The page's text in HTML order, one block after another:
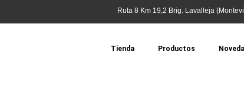
Ruta 8 Km 19,2 Brig. Lavalleja
Tienda Productos